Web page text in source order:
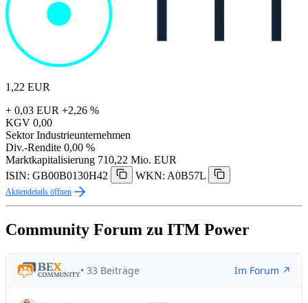
1,22 EUR
+ 0,03 EUR +2,26 %
KGV 0,00
Sektor Industrieunternehmen
Div.-Rendite 0,00 %
Marktkapitalisierung 710,22 Mio. EUR
ISIN: GB00B0130H42
WKN: A0B57L
Aktiendetails öffnen
Community Forum zu ITM Power